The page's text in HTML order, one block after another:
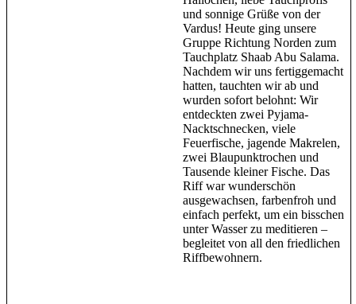
und sonnige Grüße von der
Vardus! Heute ging unsere
Gruppe Richtung Norden zum
Tauchplatz Shaab Abu Salama.
Nachdem wir uns fertiggemacht
hatten, tauchten wir ab und
wurden sofort belohnt: Wir
entdeckten zwei Pyjama-
Nacktschnecken, viele
Feuerfische, jagende Makrelen,
zwei Blaupunktrochen und
Tausende kleiner Fische. Das
Riff war wunderschön
ausgewachsen, farbenfroh und
einfach perfekt, um ein bisschen
unter Wasser zu meditieren –
begleitet von all den friedlichen
Riffbewohnern.